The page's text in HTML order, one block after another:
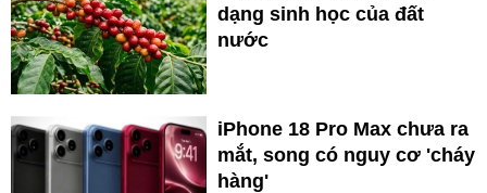
dạng sinh học của đất
nước
iPhone 18 Pro Max chưa ra
mắt, song có nguy cơ 'cháy
hàng'